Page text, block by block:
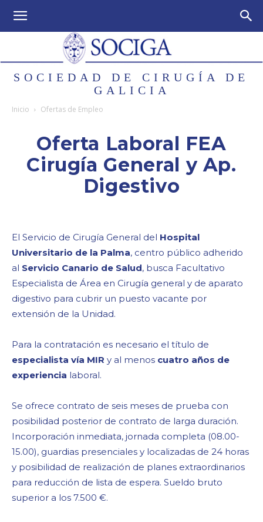
SOCIEDAD DE CIRUGÍA DE
GALICIA
Inicio Ofertas de Empleo
Oferta Laboral FEA
Cirugía General y Ap.
Digestivo
El Servicio de Cirugía General del Hospital
Universitario de la Palma, centro público adherido
al Servicio Canario de Salud, busca Facultativo
Especialista de Área en Cirugía general y de aparato
digestivo para cubrir un puesto vacante por
extensión de la Unidad.
Para la contratación es necesario el título de
especialista vía MIR y al menos cuatro años de
experiencia laboral.
Se ofrece contrato de seis meses de prueba con
posibilidad posterior de contrato de larga duración.
Incorporación inmediata, jornada completa (08.00-
15.00), guardias presenciales y localizadas de 24 horas
y posibilidad de realización de planes extraordinarios
para reducción de lista de espera. Sueldo bruto
superior a los 7.500 €.